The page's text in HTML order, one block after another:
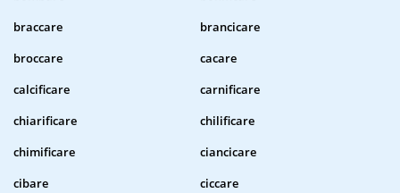
braccare
brancicare
broccare
cacare
calcificare
carnificare
chiarificare
chilificare
chimificare
ciancicare
cibare
ciccare